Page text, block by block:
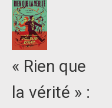
« Rien que
la vérité » :